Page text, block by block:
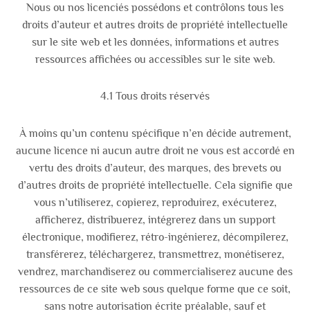
Nous ou nos licenciés possédons et contrôlons tous les
droits d’auteur et autres droits de propriété intellectuelle
sur le site web et les données, informations et autres
ressources affichées ou accessibles sur le site web.
4.1 Tous droits réservés
À moins qu’un contenu spécifique n’en décide autrement,
aucune licence ni aucun autre droit ne vous est accordé en
vertu des droits d’auteur, des marques, des brevets ou
d’autres droits de propriété intellectuelle. Cela signifie que
vous n’utiliserez, copierez, reproduirez, exécuterez,
afficherez, distribuerez, intégrerez dans un support
électronique, modifierez, rétro-ingénierez, décompilerez,
transférerez, téléchargerez, transmettrez, monétiserez,
vendrez, marchandiserez ou commercialiserez aucune des
ressources de ce site web sous quelque forme que ce soit,
sans notre autorisation écrite préalable, sauf et